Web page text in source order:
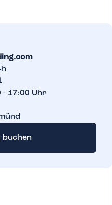
- 17:00 Uhr
buchen